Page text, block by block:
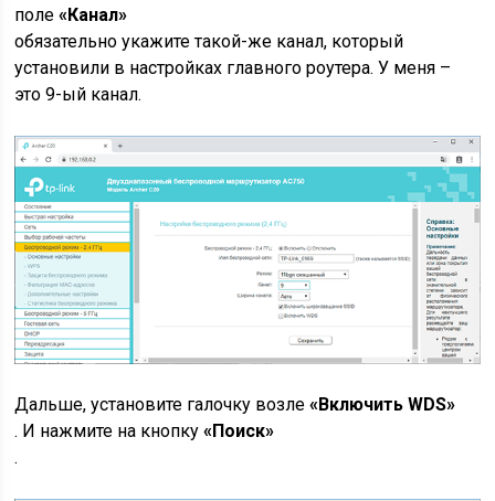
поле«Канал»
обязательно укажите такой-же канал, который
установили в настройках главного роутера. У меня –
это 9-ый канал.
Дальше, установите галочку возле«Включить WDS»
. И нажмите на кнопку«Поиск»
.